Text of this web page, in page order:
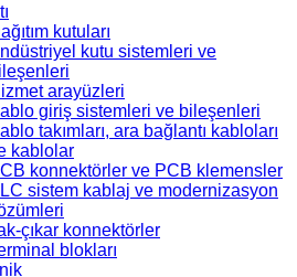
kutuları
kutu sistemleri ve
arayüzleri
giriş sistemleri ve bileşenleri
takımları, ara bağlantı kabloları
kablolar
konnektörler ve PCB klemensler
sistem kablaj ve modernizasyon
çıkar konnektörler
blokları